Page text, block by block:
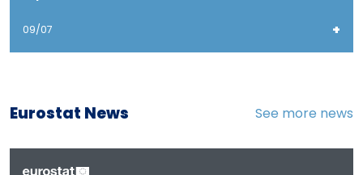
09/07 +
Eurostat News See more news